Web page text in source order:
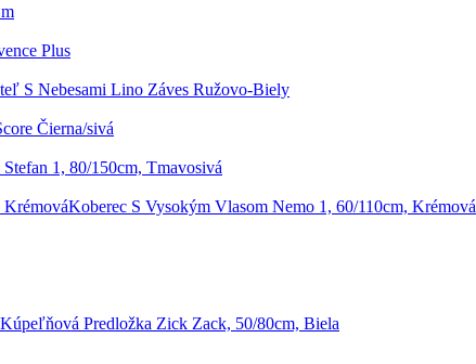
Plus
S Nebesami Lino Záves Ružovo-Biely
Čierna/sivá
1, 80/150cm, Tmavosivá
Koberec S Vysokým Vlasom Nemo 1, 60/110cm, Krémová
Kúpeľňová Predložka Zick Zack, 50/80cm, Biela